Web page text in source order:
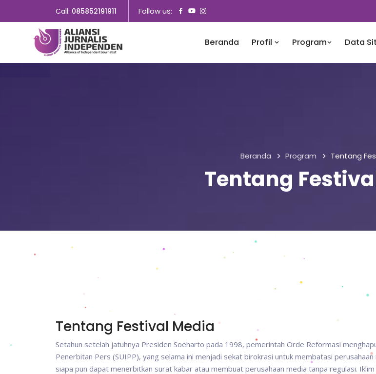
Call: 085852191911 Follow us:
Beranda Profil Program Data
Beranda Program Tentang
Tentang
Tentang Festival Media
Setahun setelah jatuhnya Presiden Soeharto pada 1998, pemerintah Orde Reformasi
Penerbitan Pers (SUIPP), yang selama ini menjadi sekat birokrasi untuk membatasi perusahaan
siapa pun dapat menerbitkan surat kabar atau membuat perusahaan media tanpa regulasi.